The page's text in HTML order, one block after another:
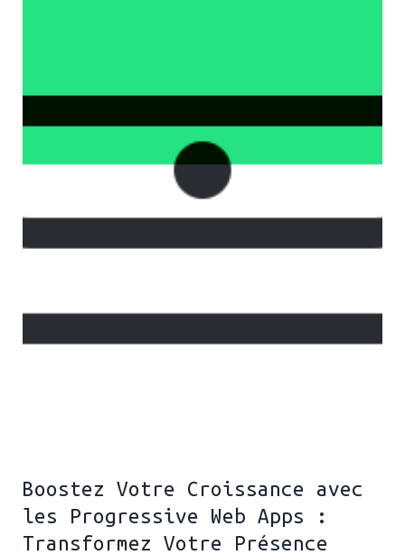
Boostez Votre Croissance avec
les Progressive Web Apps :
Transformez Votre Présence